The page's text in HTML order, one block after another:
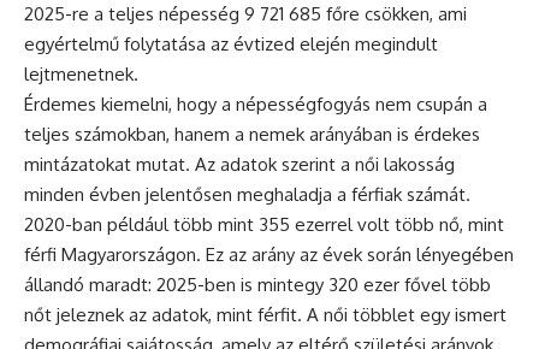
2025-re a teljes népesség 9 721 685 főre csökken, ami
egyértelmű folytatása az évtized elején megindult
lejtmenetnek.
Érdemes kiemelni, hogy a népességfogyás nem csupán a
teljes számokban, hanem a nemek arányában is érdekes
mintázatokat mutat. Az adatok szerint a női lakosság
minden évben jelentősen meghaladja a férfiak számát.
2020-ban például több mint 355 ezerrel volt több nő, mint
férfi Magyarországon. Ez az arány az évek során lényegében
állandó maradt: 2025-ben is mintegy 320 ezer fővel több
nőt jeleznek az adatok, mint férfit. A női többlet egy ismert